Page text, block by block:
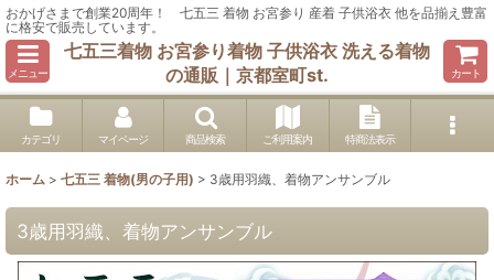
おかげさまで創業20周年！ 七五三 着物 お宮参り 産着 子供浴衣 他を品揃え豊富
に格安で販売しています。
メニュー
七五三着物 お宮参り着物 子供浴衣 洗える着物
の通販｜京都室町st.
カート
カテゴリ マイページ 商品検索 ご利用案内 特商法表示
ホーム > 七五三 着物(男の子用) > 3歳用羽織、着物アンサンブル
3歳用羽織、着物アンサンブル